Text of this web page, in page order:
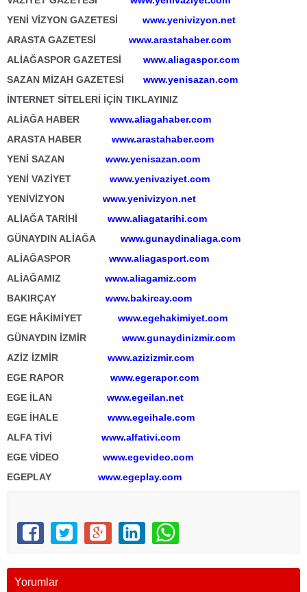
YENİ VİZYON GAZETESİ
www.yenivizyon.net
ARASTA GAZETESİ www.arastahaber.com
ALİAĞASPOR GAZETESİ
www.aliagaspor.com
SAZAN MİZAH GAZETESİ
www.yenisazan.com
İNTERNET SİTELERİ İÇİN TIKLAYINIZ
ALİAĞA HABER www.aliagahaber.com
ARASTA HABER www.arastahaber.com
YENİ SAZAN www.yenisazan.com
YENİ VAZİYET www.yenivaziyet.com
YENİVİZYON www.yenivizyon.net
ALİAĞA TARİHİ www.aliagatarihi.com
GÜNAYDIN ALİAĞA
www.gunaydinaliaga.com
ALİAĞASPOR www.aliagasport.com
ALİAĞAMIZ www.aliagamiz.com
BAKIRÇAY www.bakircay.com
EGE HÂKİMİYET www.egehakimiyet.com
GÜNAYDIN İZMİR www.gunaydinizmir.com
AZİZ İZMİR www.azizizmir.com
EGE RAPOR www.egerapor.com
EGE İLAN www.egeilan.net
EGE İHALE www.egeihale.com
ALFA TİVİ www.alfativi.com
EGE VİDEO www.egevideo.com
EGEPLAY www.egeplay.com
Yorumlar